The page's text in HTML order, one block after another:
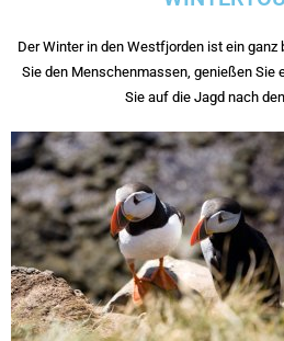
Der Winter in den Westfjorden ist ein ganz
Sie den Menschenmassen, genießen Sie
Sie auf die Jagd nach